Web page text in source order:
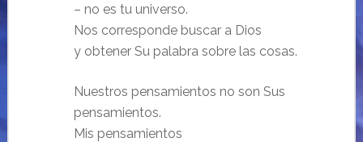
– no es tu universo.
Nos corresponde buscar a Dios
y obtener Su palabra sobre las cosas.
Nuestros pensamientos no son Sus
pensamientos.
Mis pensamientos